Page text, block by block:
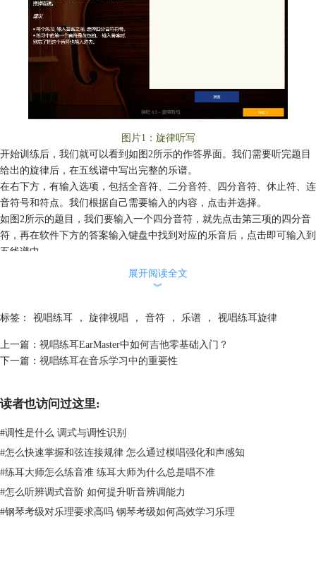
图片1：旋律听写
开始训练后，我们就可以看到如图2所示的作答界面。我们需要听完题目
给出的旋律后，在五线谱中写出完整的乐谱。
在右下方，有输入选项，包括全音符、二分音符、四分音符、休止符、连
音符号和符点。我们根据自己需要输入的内容，点击并选择。
如图2所示的题目，我们要输入一个四分音符，就先点击第三项的四分音
符，再在软件下方的答案输入键盘中找到对应的乐音后，点击即可输入到
五线谱中。
图片2：输入音符
如图3所示，此段旋律第二拍为空拍，我们要在五线谱中输入一个休止
符，我们点击右下方的第四个
展开阅读全文
︾
标签： 视唱练耳 ， 旋律视唱 ， 音符 ， 乐谱 ， 视唱练耳旋律
上一篇： 视唱练耳EarMaster中如何吉他零基础入门？
下一篇： 视唱练耳在音乐学习中的重要性
读者也访问过这里:
#调性是什么 调式与调性识别
#怎么快速掌握和弦连接规律 怎么通过模唱强化和声感知
#练耳大师怎么练音准 练耳大师为什么总是唱不准
#怎么听辨调式音阶 如何提升听音辨调能力
#钢琴考级对乐理要求高吗 钢琴考级如何高效学习乐理